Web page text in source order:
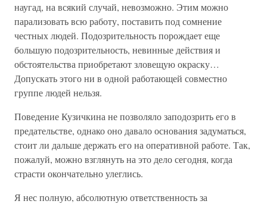
наугад, на всякий случай, невозможно. Этим можно
парализовать всю работу, поставить под сомнение
честных людей. Подозрительность порождает еще
большую подозрительность, невинные действия и
обстоятельства приобретают зловещую окраску…
Допускать этого ни в одной работающей совместно
группе людей нельзя.
Поведение Кузичкина не позволяло заподозрить его в
предательстве, однако оно давало основания задуматься,
стоит ли дальше держать его на оперативной работе. Так,
пожалуй, можно взглянуть на это дело сегодня, когда
страсти окончательно улеглись.
Я нес полную, абсолютную ответственность за